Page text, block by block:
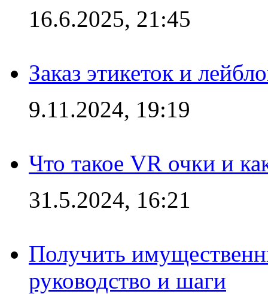
16.6.2025, 21:45
Заказ этикеток и
9.11.2024, 19:19
Что такое VR очки и
31.5.2024, 16:21
Получить
руководство и шаги